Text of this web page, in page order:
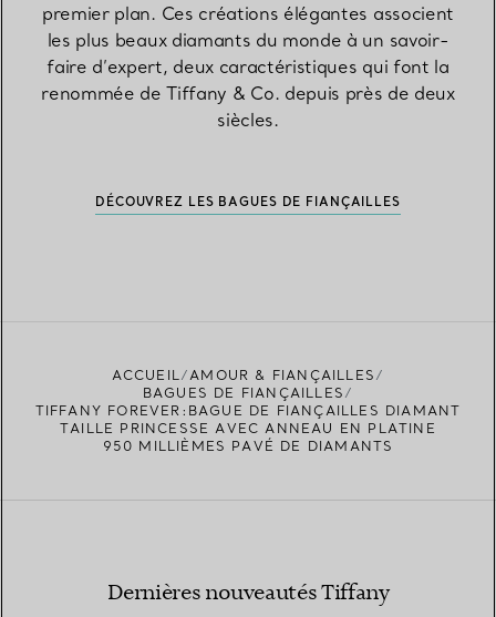
premier plan. Ces créations élégantes associent
les plus beaux diamants du monde à un savoir-
faire d’expert, deux caractéristiques qui font la
renommée de Tiffany & Co. depuis près de deux
siècles.
DÉCOUVREZ LES BAGUES DE FIANÇAILLES
ACCUEIL
AMOUR & FIANÇAILLES
BAGUES DE FIANÇAILLES
TIFFANY FOREVER:BAGUE DE FIANÇAILLES DIAMANT
TAILLE PRINCESSE AVEC ANNEAU EN PLATINE
950 MILLIÈMES PAVÉ DE DIAMANTS
Dernières nouveautés Tiffany